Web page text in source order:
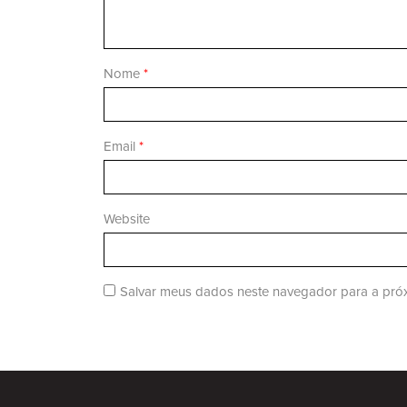
Nome *
Email *
Website
Salvar meus dados neste navegador para a